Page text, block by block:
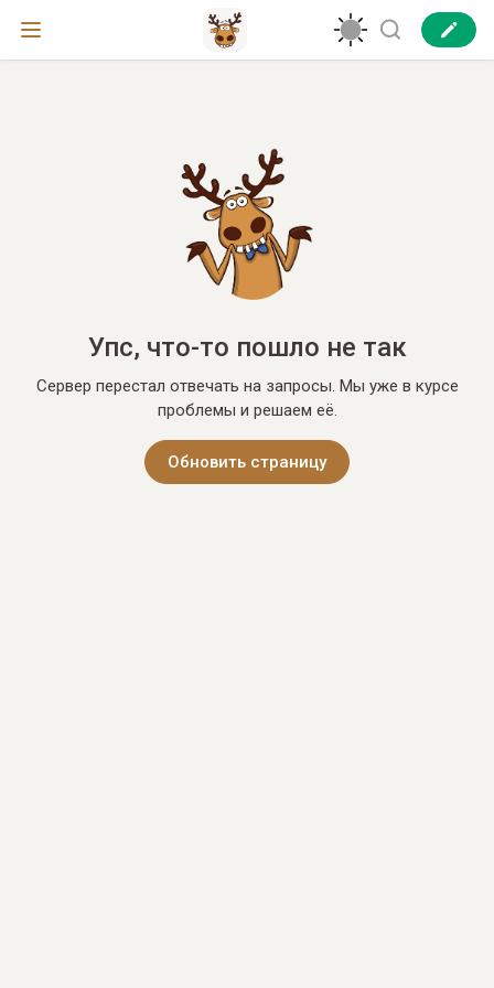
Упс, что-то пошло не так
Сервер перестал отвечать на запросы. Мы уже в курсе
проблемы и решаем её.
Обновить страницу